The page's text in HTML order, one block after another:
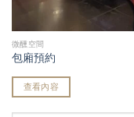
微醺空間
包廂預約
查看內容